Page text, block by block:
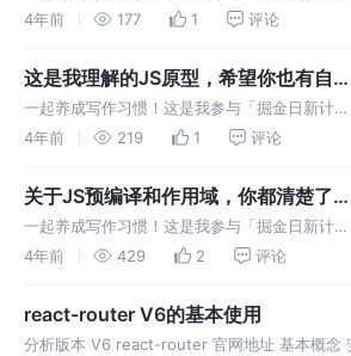
· 4 月更文挑战」的第3天，点击查看活动详
Boolean Number NaN (不是一个有效数字) I
4年前 177 1 评论
这是我理解的JS原型，希望你也有自
己的理解
一起养成写作习惯！这是我参与「掘金日新计划
· 4 月更文挑战」的第2天，点击查看活动详
我们 new 这个函数，哪个这个过程就叫做构造
函数 通过构造函数创
4年前 219 1 评论
关于JS预编译和作用域，你都清楚了
吗？
一起养成写作习惯！这是我参与「掘金日新计划
· 4 月更文挑战」的第1天，点击查看活动详情。
的执行结果，如果你不复制代码到浏览器中看结
4年前 429 2 评论
react-router V6的基本使用
分析版本 V6 react-router 官网地址 基本概念